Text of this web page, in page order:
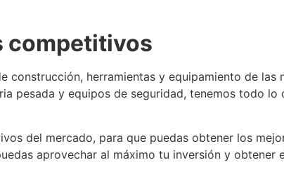
competitivos
herramientas y equipamiento de las
pesada y equipos de seguridad, tenemos todo
del mercado, para que puedas obtener los
aprovechar al máximo tu inversión y obtener